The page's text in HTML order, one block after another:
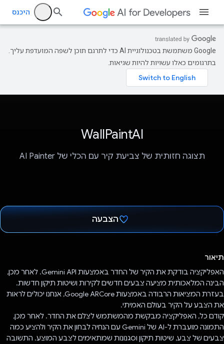
היכנס
‫Google משתמשת בטכנולוגיית AI כדי לתרגם תוכן לשפה המועדפת עליך.
בתרגומים כאלו עשויות להיות שגיאות.
WallPaintAI
תצוגה חזותית של צביעת קיר עם הכלי של AI Painter
הצבעה
תיאור
האפליקציה בודקת את הקיר של החדר באמצעות Gemini API. לאחר מכן,
הבינה המלאכותית מציעה צבעים חדשים לקירות ושיטות תיקון חדשות.
בעזרת המציאות הרבודה באמצעות Google ARCore, אנחנו יכולים לראות
את הצבע על הקיר בעולם האמיתי.
קודם כל, האפליקציה מבקשת מהמשתמש לצלם את החדר. לאחר מכן,
התמונה מועברת ל-AI של Gemini עם הנחיה לבחון את הקיר ולהציע כמה
צבעים של צבע, שיטות תיקון וסגנונות שמתאימים לצבע המוצע. התשובה